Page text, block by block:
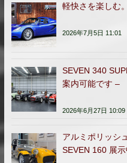
軽快さを楽しむ
2026年7月5日 11:01
SEVEN 340
案内可能です –
2026年6月27日 10:09
アルミポリッシ
SEVEN 160 展示